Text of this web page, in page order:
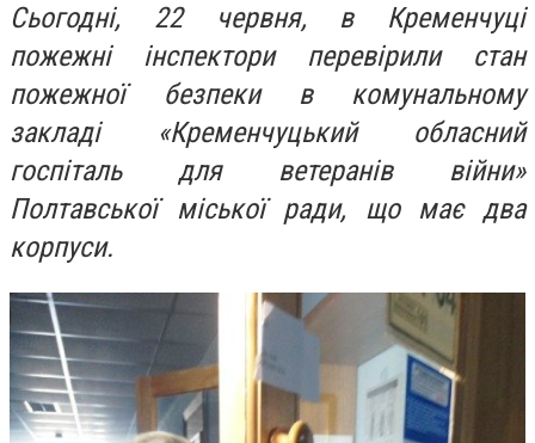
Сьогодні, 22 червня, в Кременчуці
пожежні інспектори перевірили стан
пожежної безпеки в комунальному
закладі «Кременчуцький обласний
госпіталь для ветеранів війни»
Полтавської міської ради, що має два
корпуси.